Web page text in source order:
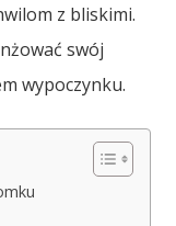
z bliskimi.
swój
wypoczynku.